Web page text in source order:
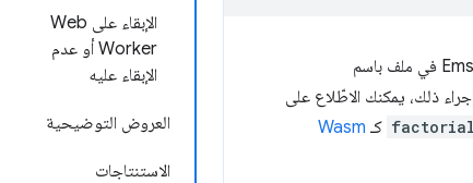
الإبقاء على Web
Worker أو عدم
الإبقاء عليه
العروض التوضيحية
الاستنتاجات
ذلك، يمكنك الاطّلاع على
كـ Wasm